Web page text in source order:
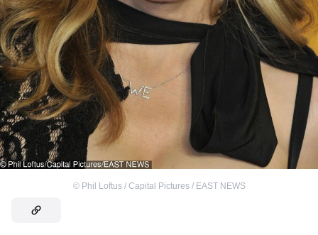
© Phil Loftus / Capital Pictures / EAST NEWS